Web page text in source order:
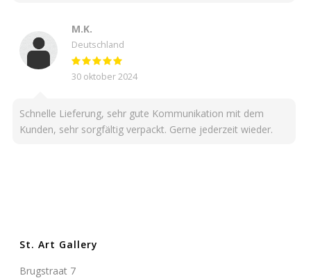
M.K.
Deutschland
30 oktober 2024
Schnelle Lieferung, sehr gute Kommunikation mit dem
Kunden, sehr sorgfältig verpackt. Gerne jederzeit wieder.
St. Art Gallery
Brugstraat 7